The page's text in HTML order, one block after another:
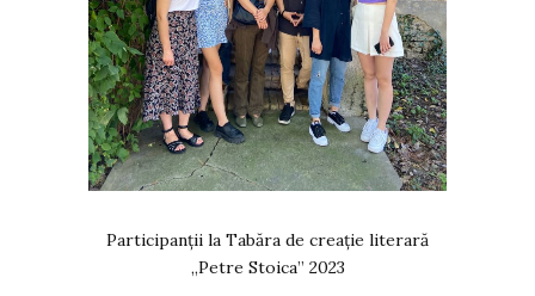
Participanții la Tabăra de creație literară
„Petre Stoica” 2023